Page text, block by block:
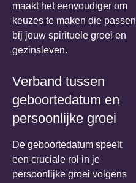
maakt het eenvoudiger om
keuzes te maken die passen
bij jouw spirituele groei en
gezinsleven.
Verband tussen
geboortedatum en
persoonlijke groei
De geboortedatum speelt
een cruciale rol in je
persoonlijke groei volgens